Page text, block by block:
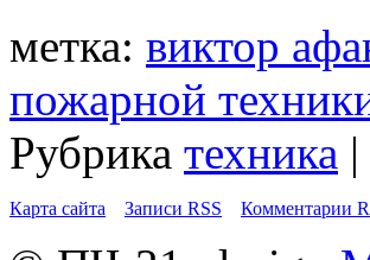
метка: виктор
пожарной
Рубрика техника |
Карта сайта Записи RSS Комментарии